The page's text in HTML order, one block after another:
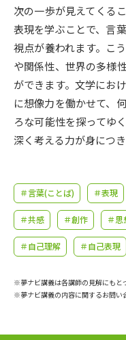
併願校選び
先輩が入学を決めた理由
新生活お役立ちガイド
学問
大学で学びたい学問発
学問のミニ講義「夢ナビ講義
学問の教科書
次の一歩が見えてくる
表現を学ぶことで、言
視点が養われます。こ
や関係性、世界の多様
ができます。文学にお
に想像力を働かせて、
ろな可能性を探ってゆ
深く考える力が身につき
＃言葉(ことば) ＃表現
＃共感 ＃創作 ＃思
＃自己理解 ＃自己表現
※夢ナビ講義は各講師の見解にもと
※夢ナビ講義の内容に関するお問い